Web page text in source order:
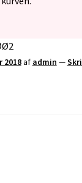
I KØRESTOL
2018af admin —